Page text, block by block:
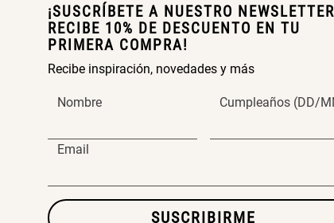
¡SUSCRÍBETE A NUESTRO
RECIBE 10% DE DESCUENTO EN TU
PRIMERA COMPRA!
Recibe inspiración, novedades y más
Nombre Cumpleaños (DD/
Email
SUSCRIBIRME